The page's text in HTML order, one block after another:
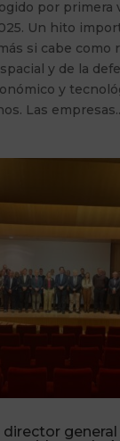
por primera
Un hito
si cabe como
y de la
y
Las
general